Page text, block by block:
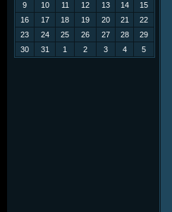
9
10 11 12 13 14
15
16
17 18 19 20 21
22
23
24 25 26 27 28
29
30
31 1 2 3 4 5